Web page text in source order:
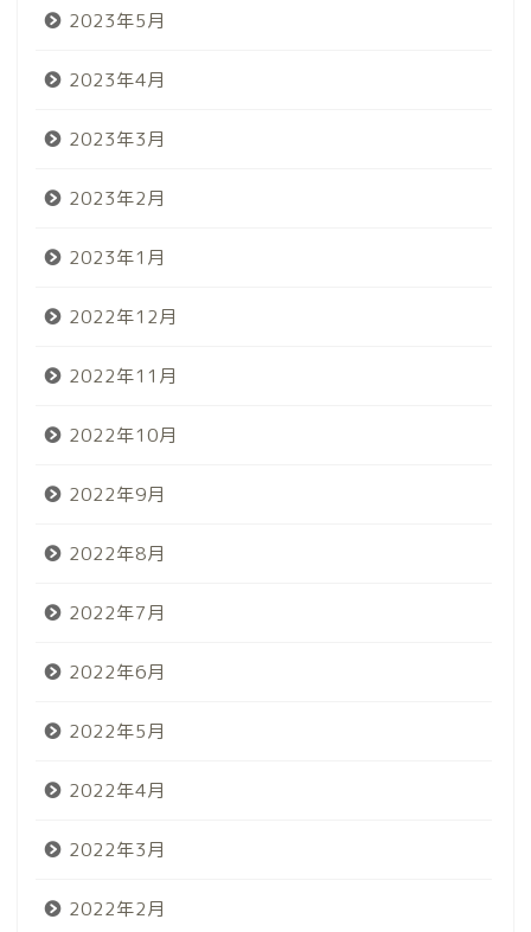
2023年5月
2023年4月
2023年3月
2023年2月
2023年1月
2022年12月
2022年11月
2022年10月
2022年9月
2022年8月
2022年7月
2022年6月
2022年5月
2022年4月
2022年3月
2022年2月